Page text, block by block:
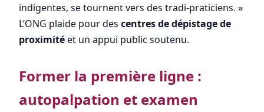
indigentes, se tournent vers des tradi-praticiens. »
L’ONG plaide pour des centres de dépistage de
proximitéet un appui public soutenu.
Former la première ligne :
autopalpation et examen